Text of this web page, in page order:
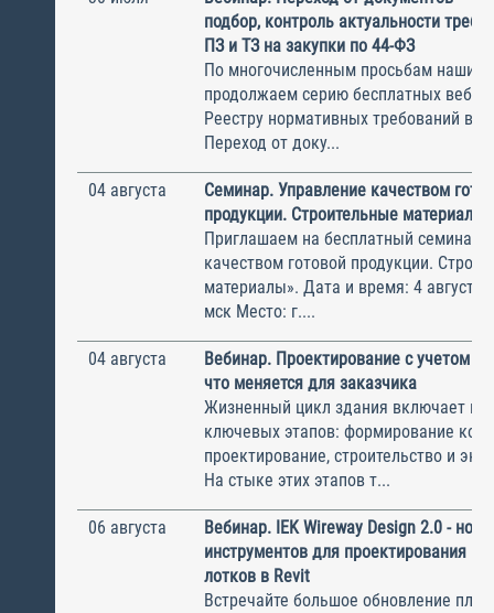
подбор, контроль актуальности
ПЗ и ТЗ на закупки по 44-ФЗ
По многочисленным просьбам наших
продолжаем серию бесплатных
Реестру нормативных требований в
Переход от доку...
04 августа
Семинар. Управление качеством
продукции. Строительные материалы
Приглашаем на бесплатный семинар
качеством готовой продукции.
материалы». Дата и время: 4 августа,
мск Место: г....
04 августа
Вебинар. Проектирование с учетом
что меняется для заказчика
Жизненный цикл здания включает
ключевых этапов: формирование
проектирование, строительство и
На стыке этих этапов т...
06 августа
Вебинар. IEK Wireway Design 2.0 -
инструментов для проектирования
лотков в Revit
Встречайте большое обновление